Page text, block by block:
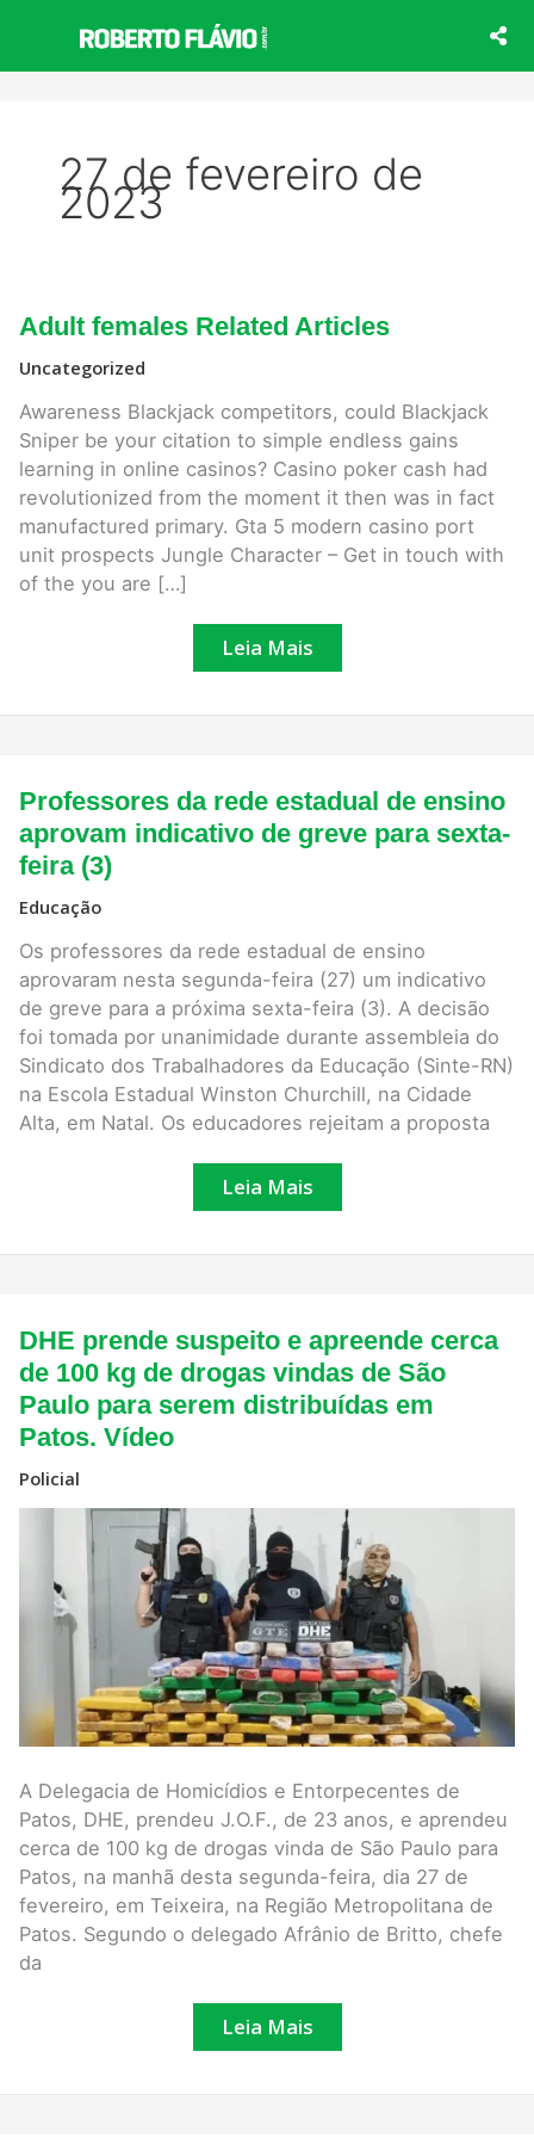
o
27 de fevereiro de
2023
Adult females Related Articles
Uncategorized
Awareness Blackjack competitors, could Blackjack
Sniper be your citation to simple endless gains
learning in online casinos? Casino poker cash had
revolutionized from the moment it then was in fact
manufactured primary. Gta 5 modern casino port
unit prospects Jungle Character – Get in touch with
of the you are […]
Adult
females
Leia Mais
Professores da rede estadual de ensino
aprovam indicativo de greve para sexta-
feira (3)
Educação
Os professores da rede estadual de ensino
aprovaram nesta segunda-feira (27) um indicativo
de greve para a próxima sexta-feira (3). A decisão
foi tomada por unanimidade durante assembleia do
Sindicato dos Trabalhadores da Educação (Sinte-RN)
na Escola Estadual Winston Churchill, na Cidade
Alta, em Natal. Os educadores rejeitam a proposta
Professores
da
rede
estadual
de
greve
para
sexta-
feira
(3)
Leia Mais
DHE prende suspeito e apreende cerca
de 100 kg de drogas vindas de São
Paulo para serem distribuídas em
Patos. Vídeo
Policial
A Delegacia de Homicídios e Entorpecentes de
Patos, DHE, prendeu J.O.F., de 23 anos, e aprendeu
cerca de 100 kg de drogas vinda de São Paulo para
Patos, na manhã desta segunda-feira, dia 27 de
fevereiro, em Teixeira, na Região Metropolitana de
Patos. Segundo o delegado Afrânio de Britto, chefe
da
DHE
prende
suspeito
e
apreende
de
drogas
vindas
São
Paulo
para
serem
distribuídas
em
Patos.
Vídeo
Leia Mais